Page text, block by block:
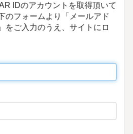
IDのアカウントを取得頂いて
のフォームより「メールアド
をご入力のうえ、サイトにロ